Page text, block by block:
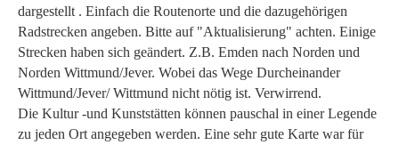
dargestellt . Einfach die Routenorte und die dazugehörigen
Radstrecken angeben. Bitte auf "Aktualisierung" achten. Einige
Strecken haben sich geändert. Z.B. Emden nach Norden und
Norden Wittmund/Jever. Wobei das Wege Durcheinander
Wittmund/Jever/ Wittmund nicht nötig ist. Verwirrend.
Die Kultur -und Kunststätten können pauschal in einer Legende
zu jeden Ort angegeben werden. Eine sehr gute Karte war für